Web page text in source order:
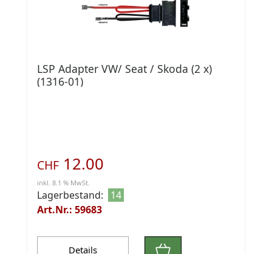
LSP Adapter VW/ Seat / Skoda (2 x)
(1316-01)
CHF 12.00
inkl. 8.1 % MwSt.
Lagerbestand:
14
Art.Nr.: 59683
Details